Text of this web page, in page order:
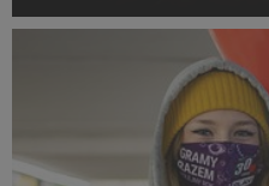
kolejny włącza się w